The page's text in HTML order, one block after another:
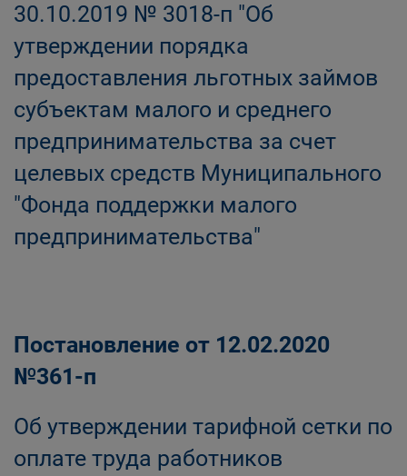
30.10.2019 № 3018-п "Об
утверждении порядка
предоставления льготных займов
субъектам малого и среднего
предпринимательства за счет
целевых средств Муниципального
"Фонда поддержки малого
предпринимательства"
Постановление от 12.02.2020
№361-п
Об утверждении тарифной сетки по
оплате труда работников